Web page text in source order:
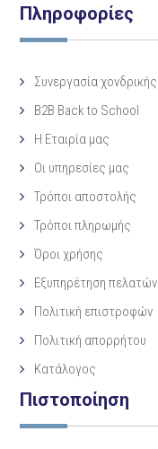
Πληροφορίες
Συνεργασία χονδρικής
B2B Back to School
Η Eταιρία μας
Οι υπηρεσίες μας
Τρόποι αποστολής
Τρόποι πληρωμής
Όροι χρήσης
Εξυπηρέτηση πελατών
Πολιτική επιστροφών
Πολιτική απορρήτου
Κατάλογος
Πιστοποίηση